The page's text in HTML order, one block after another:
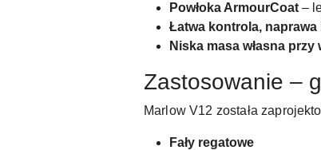
Powłoka ArmourCoat –
Łatwa kontrola,
Niska masa własna
Zastosowanie –
Marlow V12 została
Fały regatowe